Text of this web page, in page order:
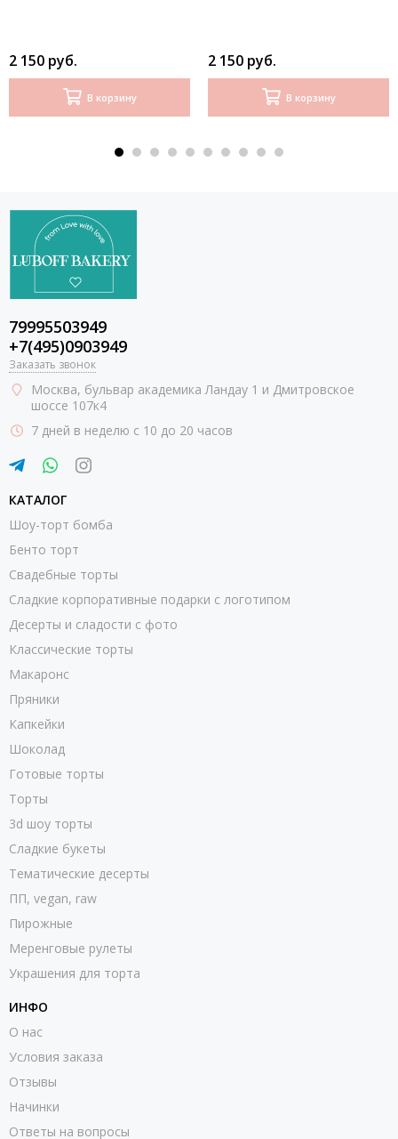
2 150 руб.
В корзину
2 150 руб.
В корзину
79995503949
+7(495)0903949
Заказать звонок
Москва, бульвар академика Ландау 1 и Дмитровское
шоссе 107к4
7 дней в неделю с 10 до 20 часов
КАТАЛОГ
Шоу-торт бомба
Бенто торт
Свадебные торты
Сладкие корпоративные подарки с логотипом
Десерты и сладости с фото
Классические торты
Макаронс
Пряники
Капкейки
Шоколад
Готовые торты
Торты
3d шоу торты
Сладкие букеты
Тематические десерты
ПП, vegan, raw
Пирожные
Меренговые рулеты
Украшения для торта
ИНФО
О нас
Условия заказа
Отзывы
Начинки
Ответы на вопросы